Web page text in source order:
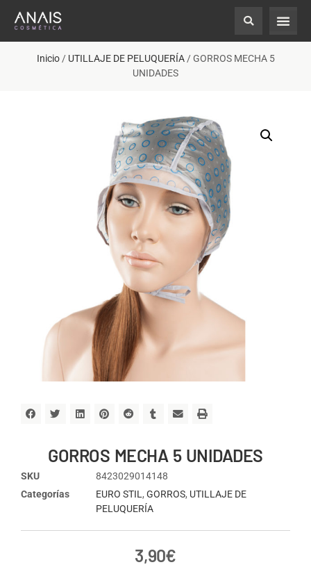
Inicio/ UTILLAJE DE PELUQUERÍA/ GORROS MECHA 5
UNIDADES
GORROS MECHA 5 UNIDADES
SKU
8423029014148
Categorías
EURO STIL, GORROS, UTILLAJE DE
PELUQUERÍA
3,90€